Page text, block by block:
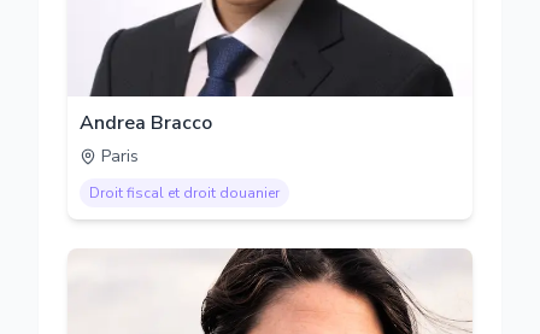
Andrea Bracco
Paris
Droit fiscal et droit douanier